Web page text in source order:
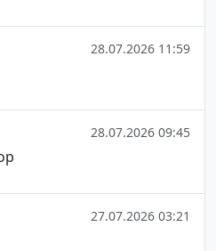
28.07.2026 11:59
28.07.2026 09:45
27.07.2026 03:21